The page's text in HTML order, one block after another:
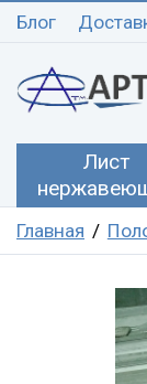
Блог
Лист
Главная